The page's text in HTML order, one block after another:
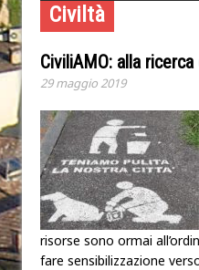
Civiltà
CiviliAMO: alla
29 maggio 2019
risorse sono ormai
fare sensibilizzazione